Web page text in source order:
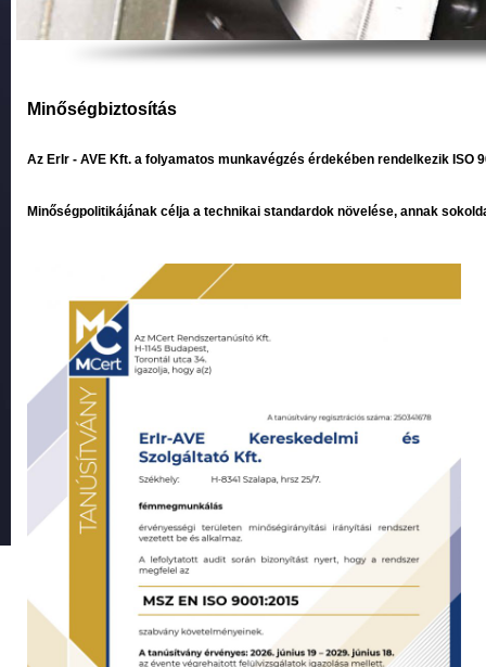
Minőségbiztosítás
Az ErIr - AVE Kft. a folyamatos munkavégzés érdekében rendelkezik ISO
Minőségpolitikájának célja a technikai standardok növelése, annak